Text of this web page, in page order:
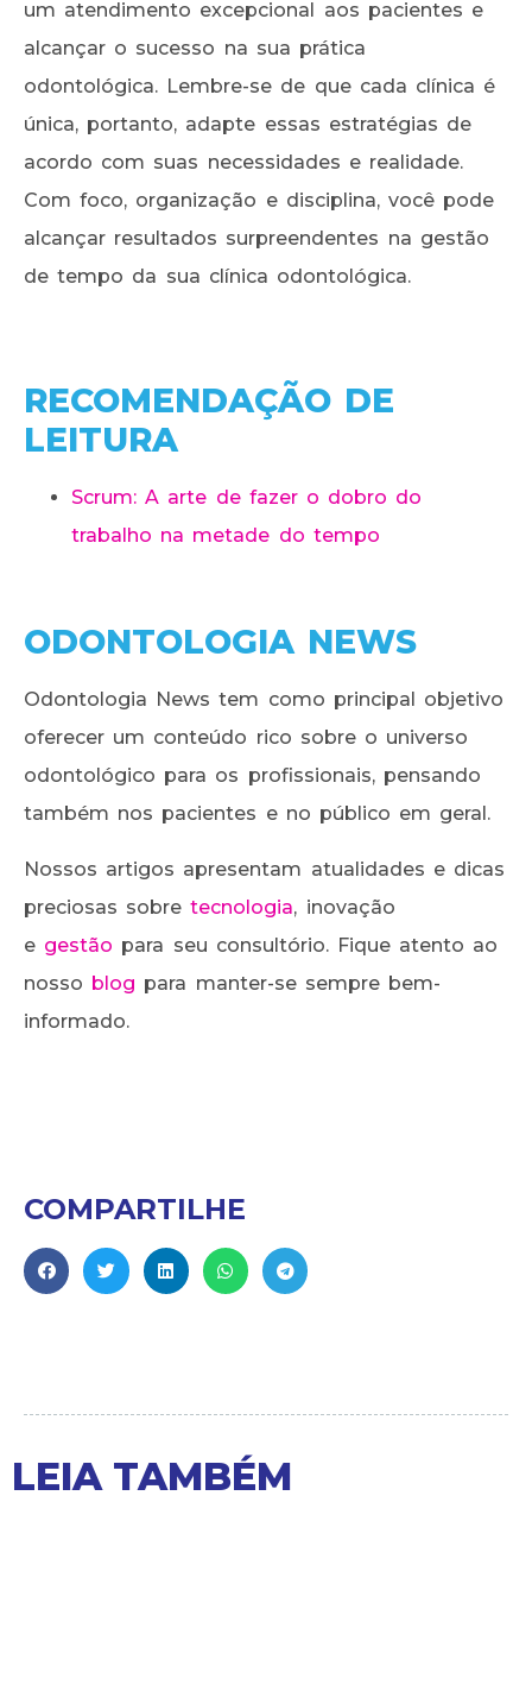
um atendimento excepcional aos pacientes e
alcançar o sucesso na sua prática
odontológica. Lembre-se de que cada clínica é
única, portanto, adapte essas estratégias de
acordo com suas necessidades e realidade.
Com foco, organização e disciplina, você pode
alcançar resultados surpreendentes na gestão
de tempo da sua clínica odontológica.
RECOMENDAÇÃO DE
LEITURA
Scrum: A arte de fazer o dobro do
trabalho na metade do tempo
ODONTOLOGIA NEWS
Odontologia News tem como principal objetivo
oferecer um conteúdo rico sobre o universo
odontológico para os profissionais, pensando
também nos pacientes e no público em geral.
Nossos artigos apresentam atualidades e dicas
preciosas sobretecnologia, inovação
e gestão para seu consultório. Fique atento ao
nosso blog para manter-se sempre bem-
informado.
COMPARTILHE
LEIA TAMBÉM